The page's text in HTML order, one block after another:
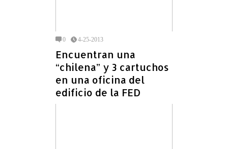
0 4-25-2013
Encuentran una
“chilena” y 3 cartuchos
en una oficina del
edificio de la FED